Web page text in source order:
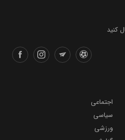
کنید
اجتماعی
سیاسی
ورزشی